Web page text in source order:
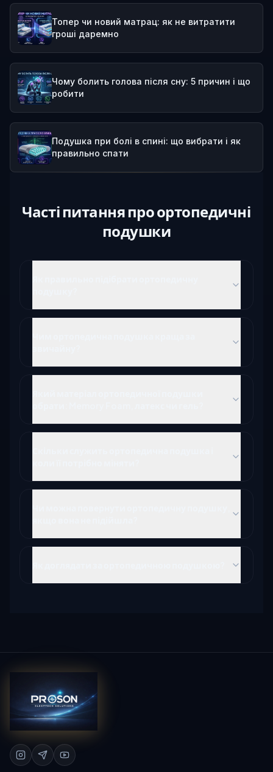
Топер чи новий матрац: як не витратити
гроші даремно
Чому болить голова після сну: 5 причин і що
робити
Подушка при болі в спині: що вибрати і як
правильно спати
Часті питанняпро ортопедичні
подушки